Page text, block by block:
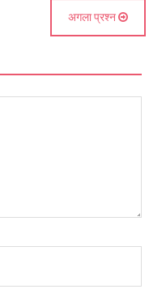
अगला प्रश्न